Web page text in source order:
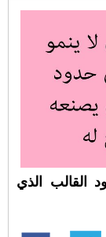
القالب الذي